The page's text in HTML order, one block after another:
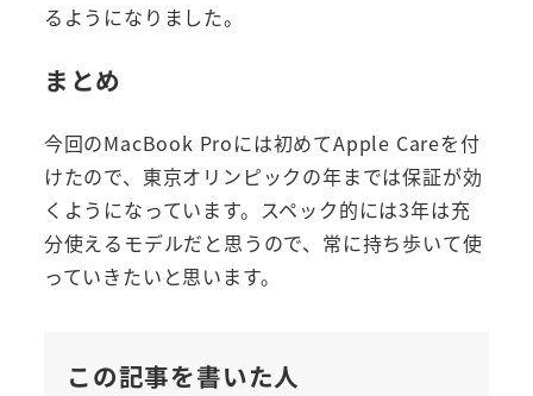
るようになりました。
まとめ
今回のMacBook Proには初めてApple Careを付
けたので、東京オリンピックの年までは保証が効
くようになっています。スペック的には3年は充
分使えるモデルだと思うので、常に持ち歩いて使
っていきたいと思います。
この記事を書いた人